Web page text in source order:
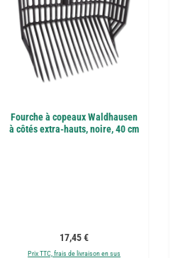
Fourche à copeaux Waldhausen
à côtés extra-hauts, noire, 40 cm
Prix régulier :
17,45 €
Prix TTC, frais de livraison en sus